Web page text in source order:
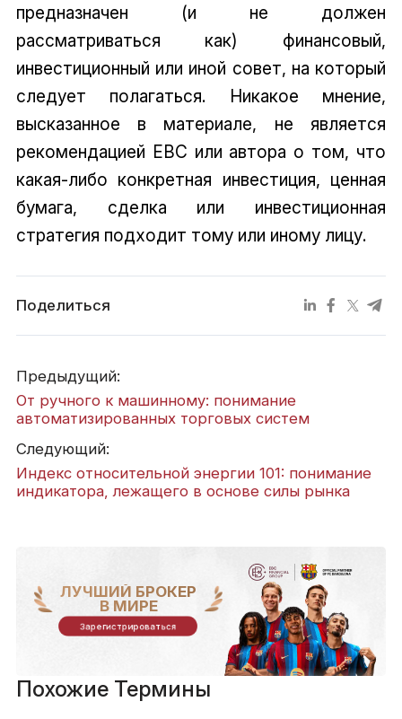
предназначен (и не должен
рассматриваться как) финансовый,
инвестиционный или иной совет, на который
следует полагаться. Никакое мнение,
высказанное в материале, не является
рекомендацией EBC или автора о том, что
какая-либо конкретная инвестиция, ценная
бумага, сделка или инвестиционная
стратегия подходит тому или иному лицу.
Поделиться
Предыдущий:
От ручного к машинному: понимание
автоматизированных торговых систем
Следующий:
Индекс относительной энергии 101: понимание
индикатора, лежащего в основе силы рынка
ЛУЧШИЙ БРОКЕР
В МИРЕ
Зарегистрироваться
Похожие Термины